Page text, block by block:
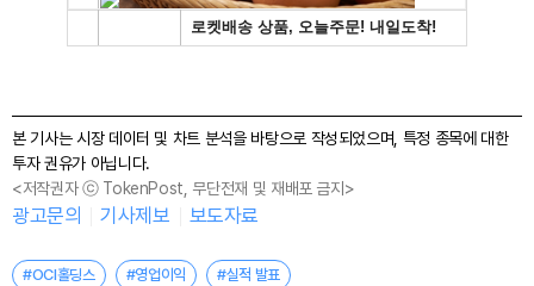
본 기사는 시장 데이터 및 차트 분석을 바탕으로 작성되었으며, 특정 종목에 대한
투자 권유가 아닙니다.
<저작권자 ⓒ TokenPost, 무단전재 및 재배포 금지>
광고문의 기사제보 보도자료
#OCI홀딩스 #영업이익 #실적 발표